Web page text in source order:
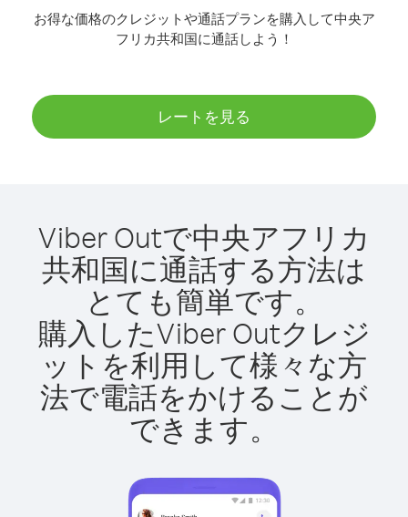
お得な価格のクレジットや通話プランを購入して中央ア
フリカ共和国に通話しよう！
レートを見る
Viber Outで中央アフリカ
共和国に通話する方法は
とても簡単です。
購入したViber Outクレジ
ットを利用して様々な方
法で電話をかけることが
できます。